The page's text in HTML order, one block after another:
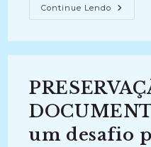
Continue Lendo O
AS
O
um desafio